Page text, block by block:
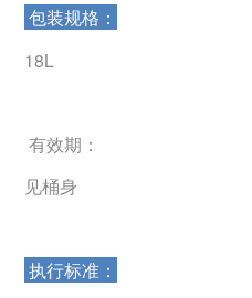
包装规格：
18L
有效期：
见桶身
执行标准：